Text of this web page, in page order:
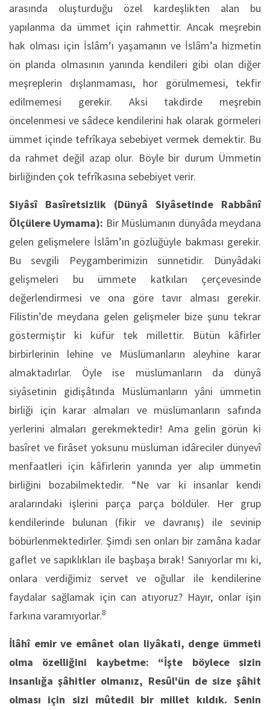
arasında oluşturduğu özel kardeşlikten alan bu
yapılanma da ümmet için rahmettir. Ancak meşrebin
hak olması için İslâm’ı yaşamanın ve İslâm’a hizmetin
ön planda olmasının yanında kendileri gibi olan diğer
meşreplerin dışlanmaması, hor görülmemesi, tekfir
edilmemesi gerekir. Aksi takdirde meşrebin
öncelenmesi ve sâdece kendilerini hak olarak görmeleri
ümmet içinde tefrîkaya sebebiyet vermek demektir. Bu
da rahmet değil azap olur. Böyle bir durum Ümmetin
birliğinden çok tefrîkasına sebebiyet verir.
Siyâsî Basîretsizlik (Dünyâ Siyâsetinde Rabbânî
Ölçülere Uymama): Bir Müslümanın dünyâda meydana
gelen gelişmelere İslâm’ın gözlüğüyle bakması gerekir.
Bu sevgili Peygamberimizin sünnetidir. Dünyâdaki
gelişmeleri bu ümmete katkıları çerçevesinde
değerlendirmesi ve ona göre tavır alması gerekir.
Filistin’de meydana gelen gelişmeler bize şunu tekrar
göstermiştir ki küfür tek millettir. Bütün kâfirler
birbirlerinin lehine ve Müslümanların aleyhine karar
almaktadırlar. Öyle ise müslümanların da dünyâ
siyâsetinin gidişâtında Müslümanların yâni ümmetin
birliği için karar almaları ve müslümanların safında
yerlerini almaları gerekmektedir! Ama gelin görün ki
basîret ve firâset yoksunu müslüman idâreciler dünyevî
menfaatleri için kâfirlerin yanında yer alıp ümmetin
birliğini bozabilmektedir. “Ne var ki insanlar kendi
aralarındaki işlerini parça parça böldüler. Her grup
kendilerinde bulunan (fikir ve davranış) ile sevinip
böbürlenmektedirler. Şimdi sen onları bir zamâna kadar
gaflet ve sapıklıkları ile başbaşa bırak! Sanıyorlar mı ki,
onlara verdiğimiz servet ve oğullar ile kendilerine
faydalar sağlamak için can atıyoruz? Hayır, onlar işin
farkına varamıyorlar.8
İlâhî emir ve emânet olan liyâkati, denge ümmeti
olma özelliğini kaybetme: “İşte böylece sizin
insanlığa şâhitler olmanız, Resûl'ün de size şâhit
olması için sizi mûtedil bir millet kıldık. Senin